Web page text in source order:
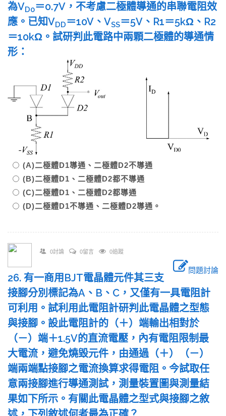
為VD0＝0.7V，不考慮二極體導通的串聯電阻效
應。已知VDD＝10V、VSS＝5V、R1＝5kΩ、R2
＝10kΩ。試研判此電路中兩顆二極體的導通情
形：
(A)二極體D1導通、二極體D2不導通
(B)二極體D1、二極體D2都不導通
(C)二極體D1、二極體D2都導通
(D)二極體D1不導通、二極體D2導通。
0討論 0留言 0追蹤
問題討論
26. 有一商用BJT電晶體元件其三支
接腳分別標記為A、B、C，又僅有一具電阻計
可利用。試利用此電阻計研判此電晶體之型態
與接腳。設此電阻計的（＋）端輸出相對於
（－）端＋1.5V的直流電壓，內有電阻限制最
大電流，避免燒毀元件，由通過（＋）（－）
端兩端點接腳之電流換算求得電阻。今試取任
意兩接腳進行導通測試，測量裝置圖與測量結
果如下所示。有關此電晶體之型式與接腳之敘